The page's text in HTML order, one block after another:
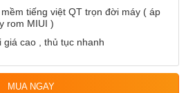
tiếng việt QT trọn đời máy ( áp
rom MIUI )
cao , thủ tục nhanh
MUA NGAY